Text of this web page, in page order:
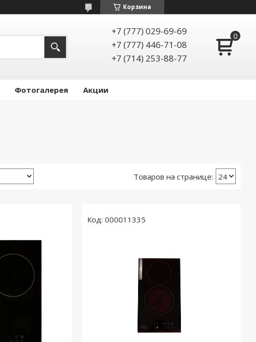
Корзина
+7 (777) 029-69-69
+7 (777) 446-71-08
+7 (714) 253-88-77
Фотогалерея Акции
000011335